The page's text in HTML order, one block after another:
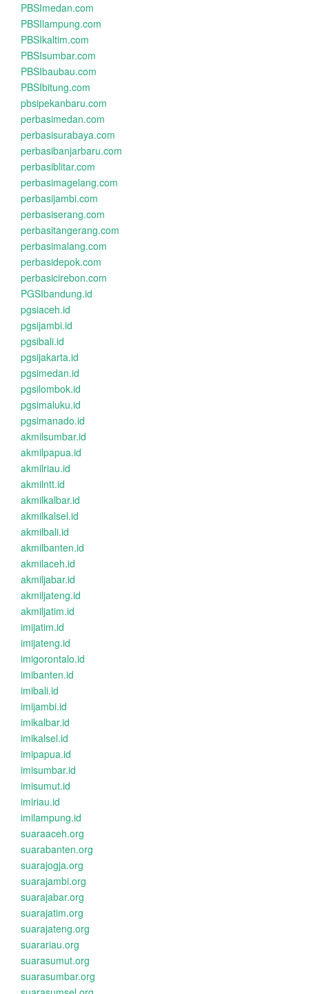
PBSImedan.com
PBSIlampung.com
PBSIkaltim.com
PBSIsumbar.com
PBSIbaubau.com
PBSIbitung.com
pbsipekanbaru.com
perbasimedan.com
perbasisurabaya.com
perbasibanjarbaru.com
perbasiblitar.com
perbasimagelang.com
perbasijambi.com
perbasiserang.com
perbasitangerang.com
perbasimalang.com
perbasidepok.com
perbasicirebon.com
PGSIbandung.id
pgsiaceh.id
pgsijambi.id
pgsibali.id
pgsijakarta.id
pgsimedan.id
pgsilombok.id
pgsimaluku.id
pgsimanado.id
akmilsumbar.id
akmilpapua.id
akmilriau.id
akmilntt.id
akmilkalbar.id
akmilkalsel.id
akmilbali.id
akmilbanten.id
akmilaceh.id
akmiljabar.id
akmiljateng.id
akmiljatim.id
imijatim.id
imijateng.id
imigorontalo.id
imibanten.id
imibali.id
imijambi.id
imikalbar.id
imikalsel.id
imipapua.id
imisumbar.id
imisumut.id
imiriau.id
imilampung.id
suaraaceh.org
suarabanten.org
suarajogja.org
suarajambi.org
suarajabar.org
suarajatim.org
suarajateng.org
suarariau.org
suarasumut.org
suarasumbar.org